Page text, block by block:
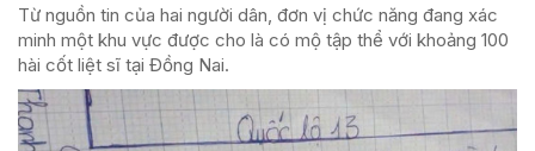
Từ nguồn tin của hai người dân, đơn vị chức năng đang xác
minh một khu vực được cho là có mộ tập thể với khoảng 100
hài cốt liệt sĩ tại Đồng Nai.